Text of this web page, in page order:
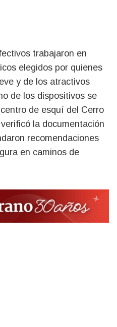
trabajaron en
elegidos por quienes
y de los atractivos
de los dispositivos se
de esquí del Cerro
la documentación
recomendaciones
en caminos de